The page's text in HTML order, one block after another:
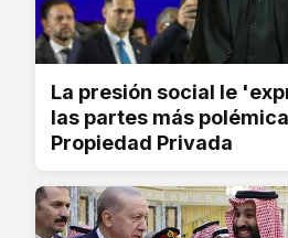
La presión social le
las partes más
Propiedad Privada